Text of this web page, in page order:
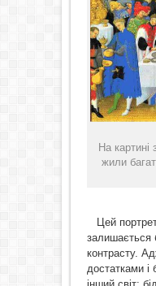
На картині
жили
Цей
залишається
контрасту.
достатками і